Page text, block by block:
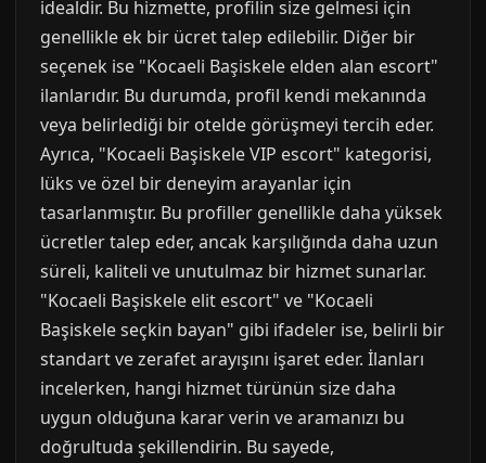
idealdir. Bu hizmette, profilin size gelmesi için
genellikle ek bir ücret talep edilebilir. Diğer bir
seçenek ise "Kocaeli Başiskele elden alan escort"
ilanlarıdır. Bu durumda, profil kendi mekanında
veya belirlediği bir otelde görüşmeyi tercih eder.
Ayrıca, "Kocaeli Başiskele VIP escort" kategorisi,
lüks ve özel bir deneyim arayanlar için
tasarlanmıştır. Bu profiller genellikle daha yüksek
ücretler talep eder, ancak karşılığında daha uzun
süreli, kaliteli ve unutulmaz bir hizmet sunarlar.
"Kocaeli Başiskele elit escort" ve "Kocaeli
Başiskele seçkin bayan" gibi ifadeler ise, belirli bir
standart ve zerafet arayışını işaret eder. İlanları
incelerken, hangi hizmet türünün size daha
uygun olduğuna karar verin ve aramanızı bu
doğrultuda şekillendirin. Bu sayede,